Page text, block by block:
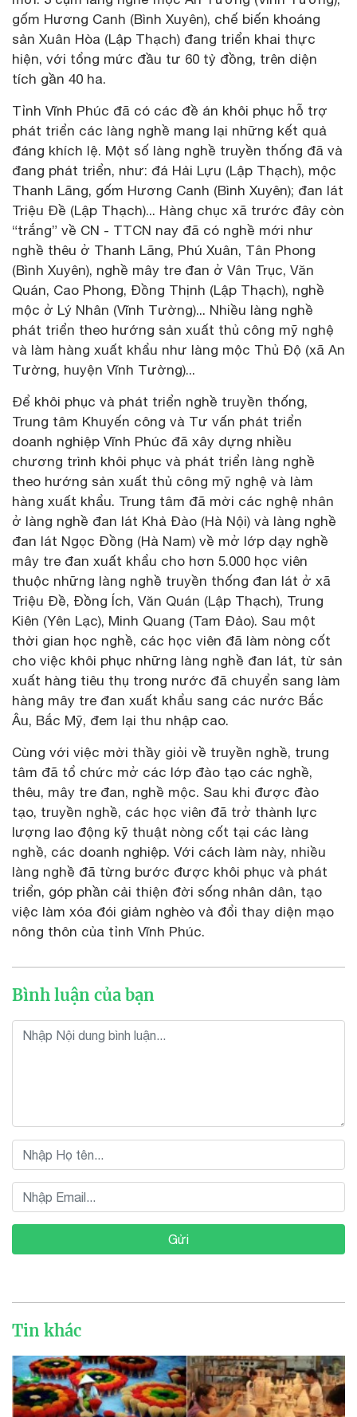
gốm Hương Canh (Bình Xuyên), chế biến khoáng
sản Xuân Hòa (Lập Thạch) đang triển khai thực
hiện, với tổng mức đầu tư 60 tỷ đồng, trên diện
tích gần 40 ha.
Tỉnh Vĩnh Phúc đã có các đề án khôi phục hỗ trợ
phát triển các làng nghề mang lại những kết quả
đáng khích lệ. Một số làng nghề truyền thống đã và
đang phát triển, như: đá Hải Lựu (Lập Thạch), mộc
Thanh Lãng, gốm Hương Canh (Bình Xuyên); đan lát
Triệu Đề (Lập Thạch)... Hàng chục xã trước đây còn
“trắng” về CN - TTCN nay đã có nghề mới như
nghề thêu ở Thanh Lãng, Phú Xuân, Tân Phong
(Bình Xuyên), nghề mây tre đan ở Vân Trục, Văn
Quán, Cao Phong, Đồng Thịnh (Lập Thạch), nghề
mộc ở Lý Nhân (Vĩnh Tường)... Nhiều làng nghề
phát triển theo hướng sản xuất thủ công mỹ nghệ
và làm hàng xuất khẩu như làng mộc Thủ Độ (xã An
Tường, huyện Vĩnh Tường)...
Để khôi phục và phát triển nghề truyền thống,
Trung tâm Khuyến công và Tư vấn phát triển
doanh nghiệp Vĩnh Phúc đã xây dựng nhiều
chương trình khôi phục và phát triển làng nghề
theo hướng sản xuất thủ công mỹ nghệ và làm
hàng xuất khẩu. Trung tâm đã mời các nghệ nhân
ở làng nghề đan lát Khả Đào (Hà Nội) và làng nghề
đan lát Ngọc Đồng (Hà Nam) về mở lớp dạy nghề
mây tre đan xuất khẩu cho hơn 5.000 học viên
thuộc những làng nghề truyền thống đan lát ở xã
Triệu Đề, Đồng Ích, Văn Quán (Lập Thạch), Trung
Kiên (Yên Lạc), Minh Quang (Tam Đảo). Sau một
thời gian học nghề, các học viên đã làm nòng cốt
cho việc khôi phục những làng nghề đan lát, từ sản
xuất hàng tiêu thụ trong nước đã chuyển sang làm
hàng mây tre đan xuất khẩu sang các nước Bắc
Âu, Bắc Mỹ, đem lại thu nhập cao.
Cùng với việc mời thầy giỏi về truyền nghề, trung
tâm đã tổ chức mở các lớp đào tạo các nghề,
thêu, mây tre đan, nghề mộc. Sau khi được đào
tạo, truyền nghề, các học viên đã trở thành lực
lượng lao động kỹ thuật nòng cốt tại các làng
nghề, các doanh nghiệp. Với cách làm này, nhiều
làng nghề đã từng bước được khôi phục và phát
triển, góp phần cải thiện đời sống nhân dân, tạo
việc làm xóa đói giảm nghèo và đổi thay diện mạo
nông thôn của tỉnh Vĩnh Phúc.
Bình luận của bạn
Gửi
Tin khác